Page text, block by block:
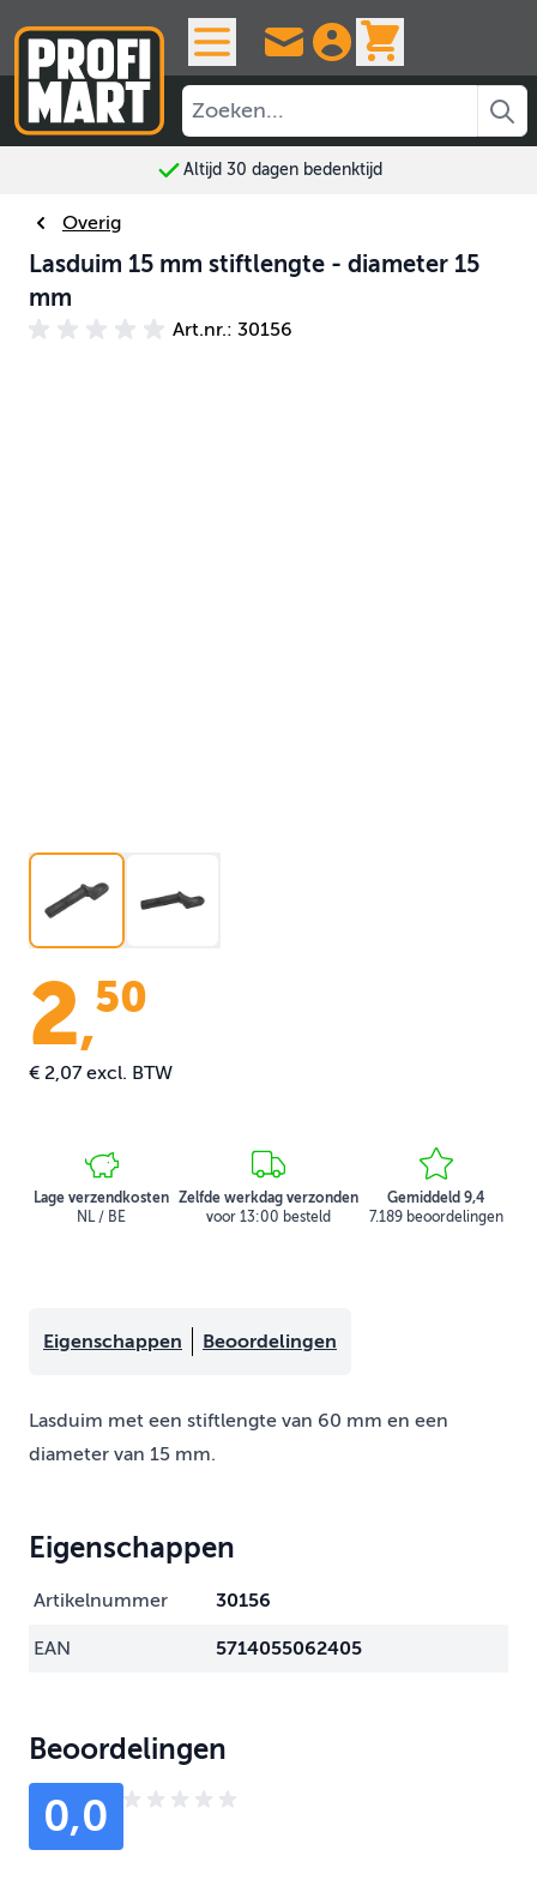
Altijd 30 dagen bedenktijd
Overig
Lasduim 15 mm stiftlengte - diameter 15
mm
Art.nr.: 30156
2,50
€ 2,07 excl. BTW
Lage verzendkosten
NL / BE
Zelfde werkdag verzonden
voor 13:00 besteld
Gemiddeld 9,4
7.189 beoordelingen
Eigenschappen Beoordelingen
Lasduim met een stiftlengte van 60 mm en een
diameter van 15 mm.
Eigenschappen
Artikelnummer 30156
EAN 5714055062405
Beoordelingen
0,0